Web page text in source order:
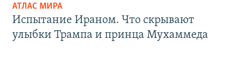
АТЛАС МИРА
Испытание Ираном. Что скрывают
улыбки Трампа и принца Мухаммеда